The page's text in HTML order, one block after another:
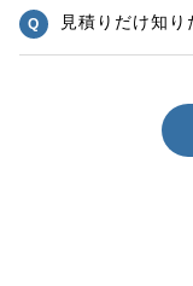
見積りだけ知